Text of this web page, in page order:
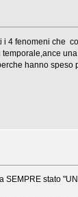
fenomeni che
hanno
SEMPRE stato